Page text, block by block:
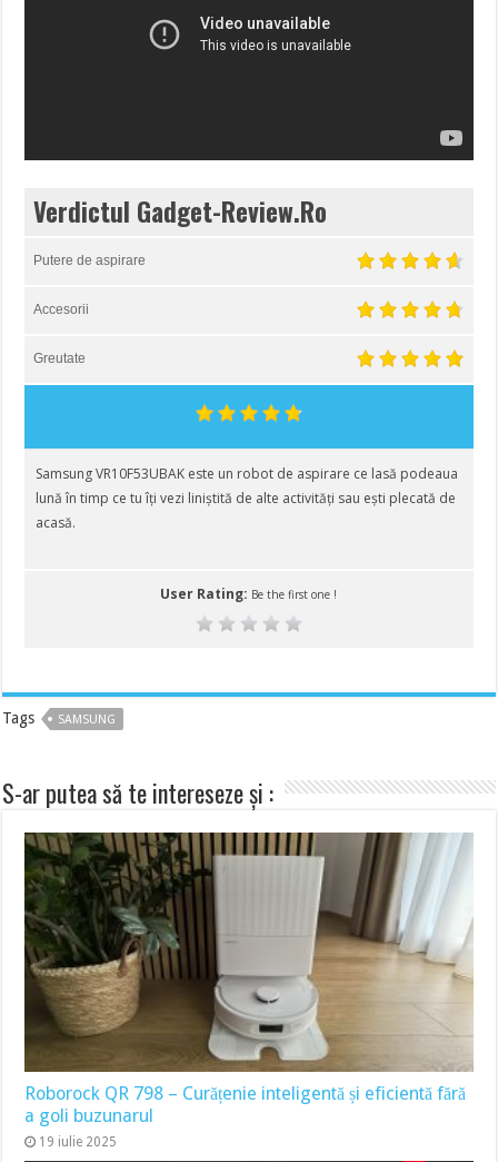
Verdictul Gadget-Review.Ro
Putere de aspirare
Accesorii
Greutate
Samsung VR10F53UBAK este un robot de aspirare ce lasă podeaua
lună în timp ce tu îți vezi liniștită de alte activități sau ești plecată de
acasă.
User Rating: Be the first one !
Tags SAMSUNG
S-ar putea să te intereseze și :
Roborock QR 798 – Curățenie inteligentă și eficientă fără
a goli buzunarul
19 iulie 2025